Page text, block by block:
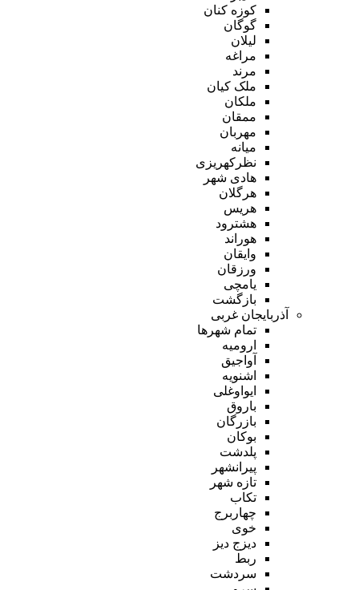
کوزه کنان
گوگان
لیلان
مراغه
مرند
ملک کیان
ملکان
ممقان
مهربان
میانه
نظرکهریزی
هادی شهر
هرگلان
هریس
هشترود
هوراند
وایقان
ورزقان
یامچی
بازگشت
آذربایجان غربی
تمام شهر‌ها
ارومیه
آواجیق
اشنویه
ایواوغلی
باروق
بازرگان
بوکان
پلدشت
پیرانشهر
تازه شهر
تکاب
چهاربرج
خوی
دیزج دیز
ربط
سردشت